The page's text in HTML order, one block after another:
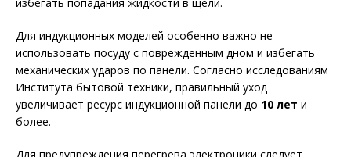
Для индукционных моделей особенно важно не
использовать посуду с поврежденным дном и избегать
механических ударов по панели. Согласно исследованиям
Института бытовой техники, правильный уход
увеличивает ресурс индукционной панели до 10 лет и
более.